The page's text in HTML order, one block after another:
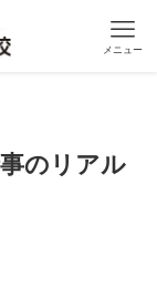
メニュー
のリアル